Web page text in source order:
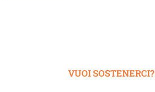
VUOI SOSTENERCI?